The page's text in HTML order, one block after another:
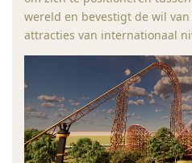
wereld en bevestigt de wil
attracties van internationaal